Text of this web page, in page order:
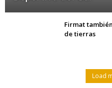
Firmat
de tierras
Load